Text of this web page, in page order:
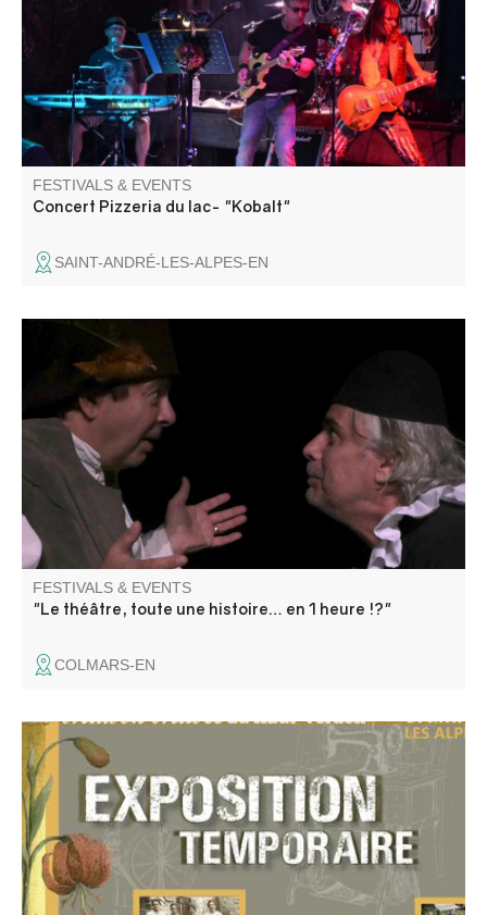
FESTIVALS & EVENTS
Concert Pizzeria du lac- "Kobalt"
SAINT-ANDRÉ-LES-ALPES-EN
Comment évoquer plus de 2000 ans de théâtre en 60
minutes ? C'est le défi relevé par les 2 comédiens
Frédéric Dufour et Frank Gétreau, racontant, au fil des
époques, l'évolution de cet art, en jouant tous les
répertoires…
FESTIVALS & EVENTS
"Le théâtre, toute une histoire… en 1 heure !?"
COLMARS-EN
Vêtements et accessoires de dames en haute vallée du
Verdon (1830-1950). La mode féminine est sûrement
moins terne que ce que vous l’imaginez ! Nos
photographies de famille donnent l’image d’une vie
austère, en noir et blanc. Et pourtant !